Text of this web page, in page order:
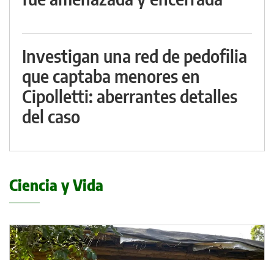
Investigan una red de pedofilia
que captaba menores en
Cipolletti: aberrantes detalles
del caso
Ciencia y Vida